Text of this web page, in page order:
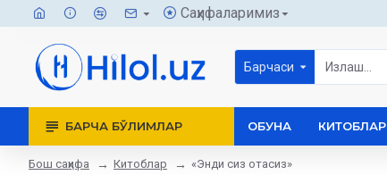
Саҳифаларимиз
Барчаси
БАРЧА БЎЛИМЛАР ОБУНА КИТОБЛАР
Бош саҳифа Китоблар «Энди сиз отасиз»